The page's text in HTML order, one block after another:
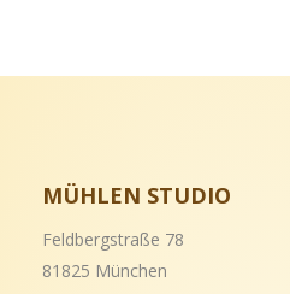
MÜHLEN STUDIO
Feldbergstraße 78
81825 München